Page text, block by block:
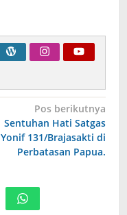
Pos berikutnya
Sentuhan Hati Satgas
Yonif 131/Brajasakti di
Perbatasan Papua.